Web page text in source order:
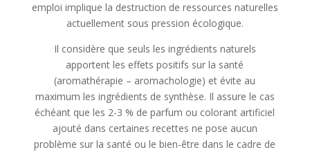
emploi implique la destruction de ressources naturelles
actuellement sous pression écologique.
Il considère que seuls les ingrédients naturels
apportent les effets positifs sur la santé
(aromathérapie – aromachologie) et évite au
maximum les ingrédients de synthèse. Il assure le cas
échéant que les 2-3 % de parfum ou colorant artificiel
ajouté dans certaines recettes ne pose aucun
problème sur la santé ou le bien-être dans le cadre de